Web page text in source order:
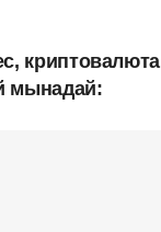
криптовалюта
мынадай: